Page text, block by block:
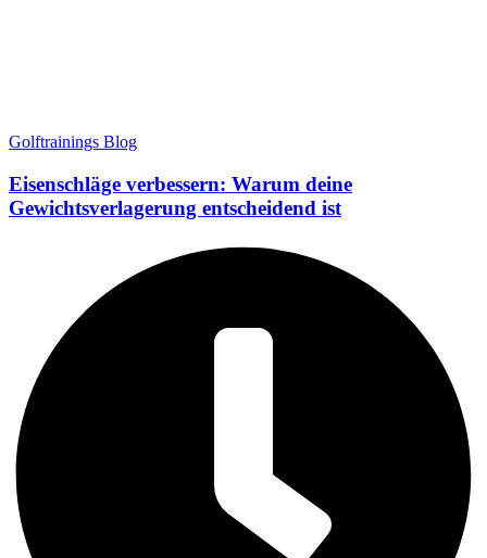
Golftrainings Blog
Eisenschläge verbessern: Warum deine
Gewichtsverlagerung entscheidend ist